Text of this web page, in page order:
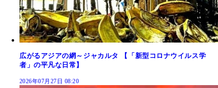
広がるアジアの網～ジャカルタ 【「新型コロナウイルス学
者」の平凡な日常】
2026年07月27日 08:20